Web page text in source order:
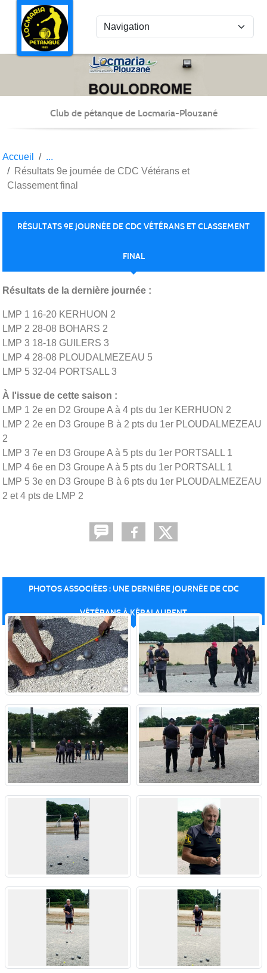
Club de pétanque de Locmaria-Plouzané
Accueil
Résultats 9e journée de CDC Vétérans et
Classement final
RÉSULTATS 9E JOURNÉE DE CDC VÉTÉRANS ET CLASSEMENT
FINAL
Résultats de la dernière journée :
LMP 1 16-20 KERHUON 2
LMP 2 28-08 BOHARS 2
LMP 3 18-18 GUILERS 3
LMP 4 28-08 PLOUDALMEZEAU 5
LMP 5 32-04 PORTSALL 3
À l'issue de cette saison :
LMP 1 2e en D2 Groupe A à 4 pts du 1er KERHUON 2
LMP 2 2e en D3 Groupe B à 2 pts du 1er PLOUDALMEZEAU
2
LMP 3 7e en D3 Groupe A à 5 pts du 1er PORTSALL 1
LMP 4 6e en D3 Groupe A à 5 pts du 1er PORTSALL 1
LMP 5 3e en D3 Groupe B à 6 pts du 1er PLOUDALMEZEAU
2 et 4 pts de LMP 2
PHOTOS ASSOCIÉES : UNE DERNIÈRE JOURNÉE DE CDC
VÉTÉRANS À KÉRALAURENT
Panneau de gestion des cookies